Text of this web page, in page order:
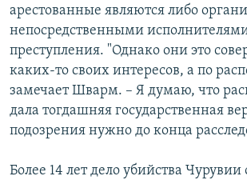
арестованные являются либо
непосредственными
преступления. "Однако они это
каких-то своих интересов, а по
замечает Шварм. – Я думаю, что
дала тогдашняя государственная
подозрения нужно до конца
Более 14 лет дело убийства Чурувии